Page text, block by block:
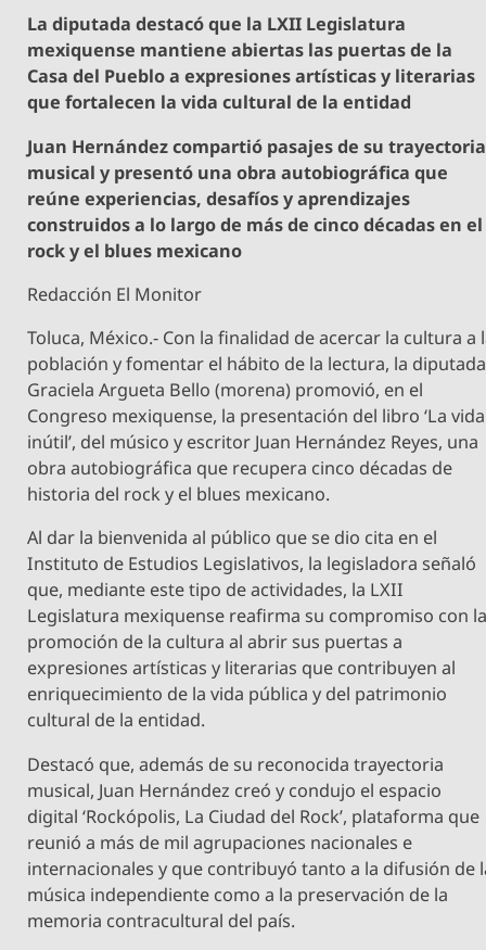
La diputada destacó que la LXII Legislatura
mexiquense mantiene abiertas las puertas de la
Casa del Pueblo a expresiones artísticas y literarias
que fortalecen la vida cultural de la entidad
Juan Hernández compartió pasajes de su trayectoria
musical y presentó una obra autobiográfica que
reúne experiencias, desafíos y aprendizajes
construidos a lo largo de más de cinco décadas en el
rock y el blues mexicano
Redacción El Monitor
Toluca, México.- Con la finalidad de acercar la cultura a
población y fomentar el hábito de la lectura, la diputada
Graciela Argueta Bello (morena) promovió, en el
Congreso mexiquense, la presentación del libro ‘La vida
inútil’, del músico y escritor Juan Hernández Reyes, una
obra autobiográfica que recupera cinco décadas de
historia del rock y el blues mexicano.
Al dar la bienvenida al público que se dio cita en el
Instituto de Estudios Legislativos, la legisladora señaló
que, mediante este tipo de actividades, la LXII
Legislatura mexiquense reafirma su compromiso con
promoción de la cultura al abrir sus puertas a
expresiones artísticas y literarias que contribuyen al
enriquecimiento de la vida pública y del patrimonio
cultural de la entidad.
Destacó que, además de su reconocida trayectoria
musical, Juan Hernández creó y condujo el espacio
digital ‘Rockópolis, La Ciudad del Rock’, plataforma que
reunió a más de mil agrupaciones nacionales e
internacionales y que contribuyó tanto a la difusión de
música independiente como a la preservación de la
memoria contracultural del país.